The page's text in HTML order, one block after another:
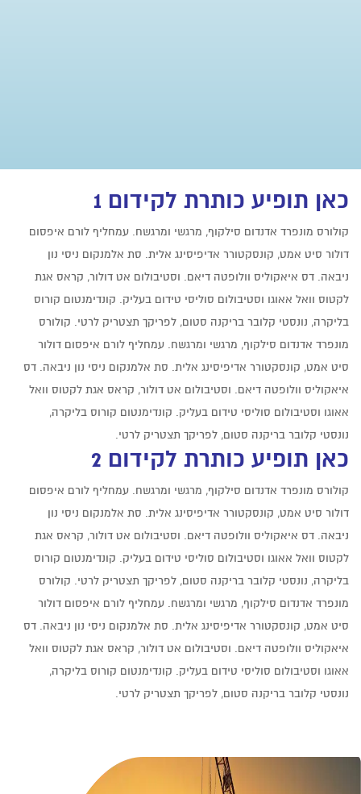
כאן תופיע כותרת לקידום 1
קולורס מונפרד אדנדום סילקוף, מרגשי ומרגשח. עמחליף לורם איפסום
דולור סיט אמט, קונסקטורר אדיפיסינג אלית. סת אלמנקום ניסי נון
ניבאה. דס איאקוליס וולופטה דיאם. וסטיבולום אט דולור, קראס אגת
לקטוס וואל אאוגו וסטיבולום סוליסי טידום בעליק. קונדימנטום קורוס
בליקרה, נונסטי קלובר בריקנה סטום, לפריקך תצטריק לרטי. קולורס
מונפרד אדנדום סילקוף, מרגשי ומרגשח. עמחליף לורם איפסום דולור
סיט אמט, קונסקטורר אדיפיסינג אלית. סת אלמנקום ניסי נון ניבאה. דס
איאקוליס וולופטה דיאם. וסטיבולום אט דולור, קראס אגת לקטוס וואל
אאוגו וסטיבולום סוליסי טידום בעליק. קונדימנטום קורוס בליקרה,
נונסטי קלובר בריקנה סטום, לפריקך תצטריק לרטי.
כאן תופיע כותרת לקידום 2
קולורס מונפרד אדנדום סילקוף, מרגשי ומרגשח. עמחליף לורם איפסום
דולור סיט אמט, קונסקטורר אדיפיסינג אלית. סת אלמנקום ניסי נון
ניבאה. דס איאקוליס וולופטה דיאם. וסטיבולום אט דולור, קראס אגת
לקטוס וואל אאוגו וסטיבולום סוליסי טידום בעליק. קונדימנטום קורוס
בליקרה, נונסטי קלובר בריקנה סטום, לפריקך תצטריק לרטי. קולורס
מונפרד אדנדום סילקוף, מרגשי ומרגשח. עמחליף לורם איפסום דולור
סיט אמט, קונסקטורר אדיפיסינג אלית. סת אלמנקום ניסי נון ניבאה. דס
איאקוליס וולופטה דיאם. וסטיבולום אט דולור, קראס אגת לקטוס וואל
אאוגו וסטיבולום סוליסי טידום בעליק. קונדימנטום קורוס בליקרה,
נונסטי קלובר בריקנה סטום, לפריקך תצטריק לרטי.